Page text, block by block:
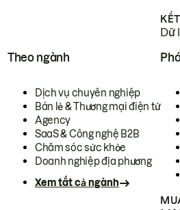
Dữ
Theo ngành
Dịch vụ chuyên nghiệp
Bán lẻ & Thương mại điện tử
Agency
SaaS & Công nghệ B2B
Chăm sóc sức khỏe
Doanh nghiệp địa phương
Xem tất cả ngành